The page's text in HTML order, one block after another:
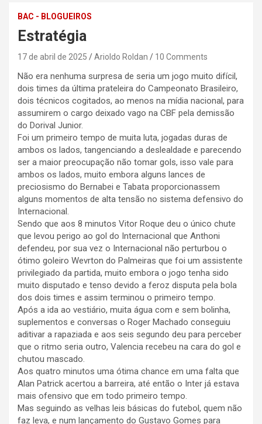
BAC - BLOGUEIROS
Estratégia
17 de abril de 2025 Arioldo Roldan 10 Comments
Não era nenhuma surpresa de seria um jogo muito difícil,
dois times da última prateleira do Campeonato Brasileiro,
dois técnicos cogitados, ao menos na mídia nacional, para
assumirem o cargo deixado vago na CBF pela demissão
do Dorival Junior.
Foi um primeiro tempo de muita luta, jogadas duras de
ambos os lados, tangenciando a deslealdade e parecendo
ser a maior preocupação não tomar gols, isso vale para
ambos os lados, muito embora alguns lances de
preciosismo do Bernabei e Tabata proporcionassem
alguns momentos de alta tensão no sistema defensivo do
Internacional.
Sendo que aos 8 minutos Vitor Roque deu o único chute
que levou perigo ao gol do Internacional que Anthoni
defendeu, por sua vez o Internacional não perturbou o
ótimo goleiro Wevrton do Palmeiras que foi um assistente
privilegiado da partida, muito embora o jogo tenha sido
muito disputado e tenso devido a feroz disputa pela bola
dos dois times e assim terminou o primeiro tempo.
Após a ida ao vestiário, muita água com e sem bolinha,
suplementos e conversas o Roger Machado conseguiu
aditivar a rapaziada e aos seis segundo deu para perceber
que o ritmo seria outro, Valencia recebeu na cara do gol e
chutou mascado.
Aos quatro minutos uma ótima chance em uma falta que
Alan Patrick acertou a barreira, até então o Inter já estava
mais ofensivo que em todo primeiro tempo.
Mas seguindo as velhas leis básicas do futebol, quem não
faz leva, e num lançamento do Gustavo Gomes para